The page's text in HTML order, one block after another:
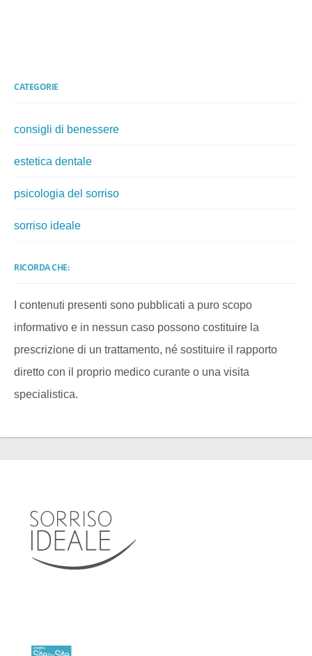
CATEGORIE
consigli di benessere
estetica dentale
psicologia del sorriso
sorriso ideale
RICORDA CHE:
I contenuti presenti sono pubblicati a puro scopo
informativo e in nessun caso possono costituire la
prescrizione di un trattamento, né sostituire il rapporto
diretto con il proprio medico curante o una visita
specialistica.